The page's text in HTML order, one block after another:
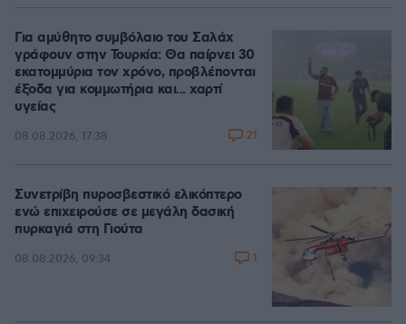
Για αμύθητο συμβόλαιο του Σαλάχ
γράφουν στην Τουρκία: Θα παίρνει 30
εκατομμύρια τον χρόνο, προβλέπονται
έξοδα για κομμωτήρια και... χαρτί
υγείας
08.08.2026, 17:38 21
Συνετρίβη πυροσβεστικό ελικόπτερο
ενώ επιχειρούσε σε μεγάλη δασική
πυρκαγιά στη Γιούτα
08.08.2026, 09:34 1